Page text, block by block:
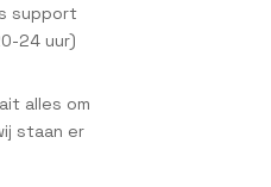
support
24 uur)
alles om
staan er